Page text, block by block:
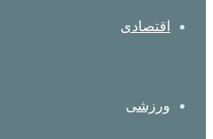
اقتصادی
ورزشی